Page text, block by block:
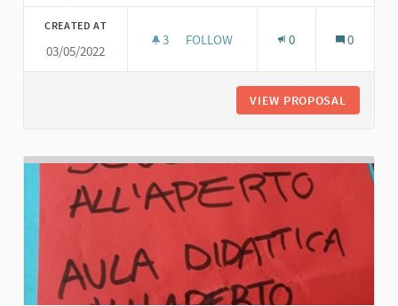
CREATED AT
03/05/2022
3 3 FOLLOWERS
FOLLOW 0 0
VIEW PROPOSAL